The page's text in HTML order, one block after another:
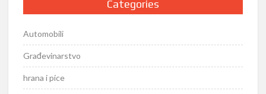
Categories
Automobili
Građevinarstvo
hrana i pice